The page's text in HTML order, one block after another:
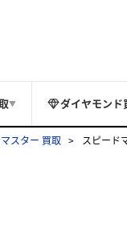
▼ ダイヤモンド
スター 買取 スピード